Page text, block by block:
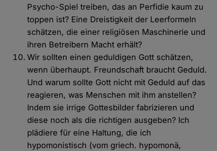
Psycho-Spiel treiben, das an Perfidie kaum zu
toppen ist? Eine Dreistigkeit der Leerformeln
schätzen, die einer religiösen Maschinerie und
ihren Betreibern Macht erhält?
Wir sollten einen geduldigen Gott schätzen,
wenn überhaupt. Freundschaft braucht Geduld.
Und warum sollte Gott nicht mit Geduld auf das
reagieren, was Menschen mit ihm anstellen?
Indem sie irrige Gottesbilder fabrizieren und
diese noch als die richtigen ausgeben? Ich
plädiere für eine Haltung, die ich
hypomonistisch (vom griech. hypomonä,